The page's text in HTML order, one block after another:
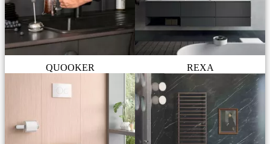
QUOOKER REXA